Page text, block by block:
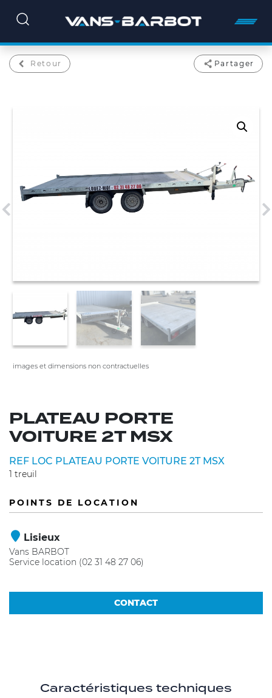
images et dimensions non contractuelles
PLATEAU PORTE
VOITURE 2T MSX
REF LOC PLATEAU PORTE VOITURE 2T MSX
1 treuil
POINTS DE LOCATION
Lisieux
Vans BARBOT
Service location (02 31 48 27 06)
CONTACT
Retour Partager
Caractéristiques techniques